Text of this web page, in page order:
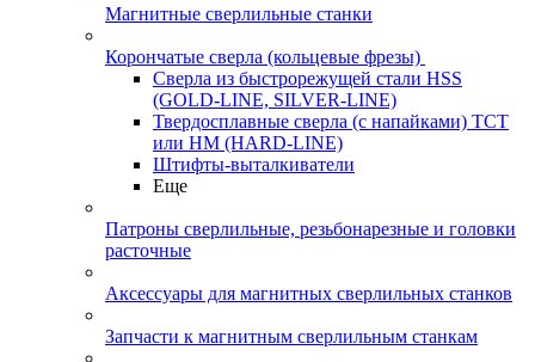
Магнитные сверлильные станки
Корончатые сверла (кольцевые фрезы)
Сверла из быстрорежущей стали HSS
(GOLD-LINE, SILVER-LINE)
Твердосплавные сверла (с напайками) ТСТ
или HM (HARD-LINE)
Штифты-выталкиватели
Еще
Патроны сверлильные, резьбонарезные и головки
расточные
Аксессуары для магнитных сверлильных станков
Запчасти к магнитным сверлильным станкам